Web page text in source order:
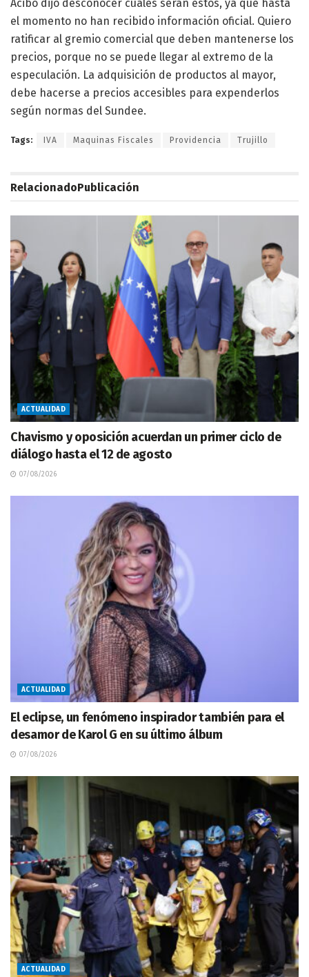
Acibo dijo desconocer cuales serán estos, ya que hasta
el momento no han recibido información oficial. Quiero
ratificar al gremio comercial que deben mantenerse los
precios, porque no se puede llegar al extremo de la
especulación. La adquisición de productos al mayor,
debe hacerse a precios accesibles para expenderlos
según normas del Sundee.
Tags: IVA Maquinas Fiscales Providencia Trujillo
RelacionadoPublicación
ACTUALIDAD
Chavismo y oposición acuerdan un primer ciclo de
diálogo hasta el 12 de agosto
07/08/2026
ACTUALIDAD
El eclipse, un fenómeno inspirador también para el
desamor de Karol G en su último álbum
07/08/2026
ACTUALIDAD